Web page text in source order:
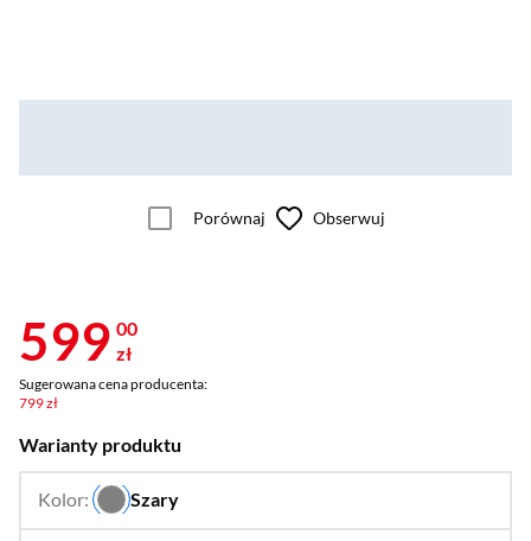
Porównaj Obserwuj
599 00
zł
Sugerowana cena producenta:
799 zł
Warianty produktu
Kolor: Szary